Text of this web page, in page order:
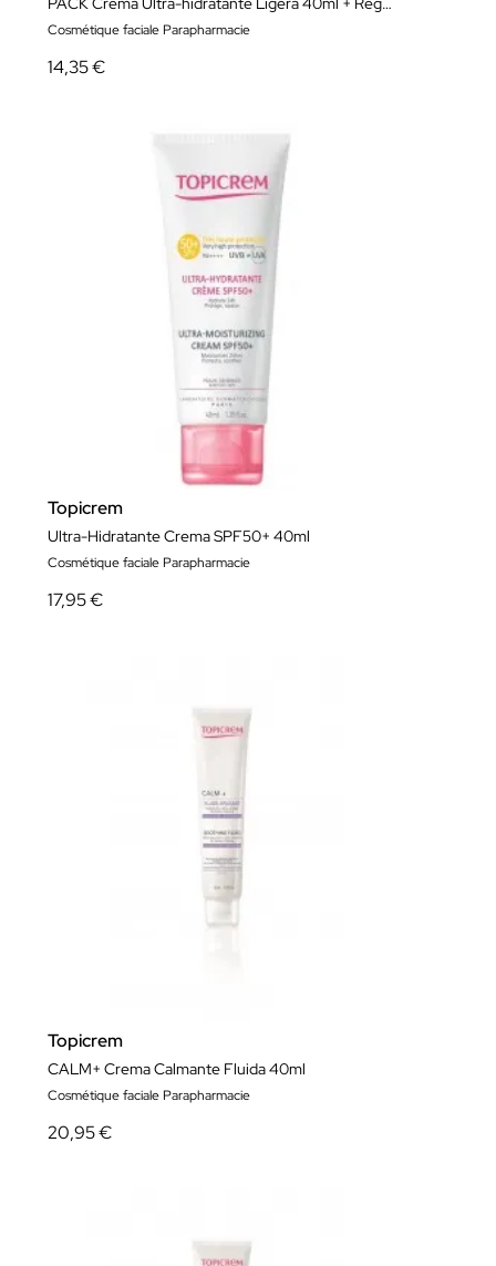
Cosmétique faciale Parapharmacie
14,35 €
Topicrem
Ultra-Hidratante Crema SPF50+ 40ml
Cosmétique faciale Parapharmacie
17,95 €
Topicrem
CALM+ Crema Calmante Fluida 40ml
Cosmétique faciale Parapharmacie
20,95 €